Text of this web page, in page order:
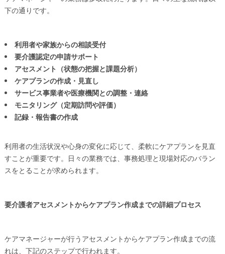
下の通りです。
利用者や家族からの相談受付
要介護認定の申請サポート
アセスメント（状態の把握と課題分析）
ケアプランの作成・見直し
サービス事業者や医療機関との調整・連絡
モニタリング（定期訪問や評価）
記録・報告書の作成
利用者の生活状況や心身の変化に応じて、柔軟にケアプランを見直
すことが重要です。日々の業務では、事務処理と現場対応のバラン
スをとることが求められます。
要介護者アセスメントからケアプラン作成までの詳細プロセス
ケアマネージャーが行うアセスメントからケアプラン作成までの流
れは、下記のステップで行われます。